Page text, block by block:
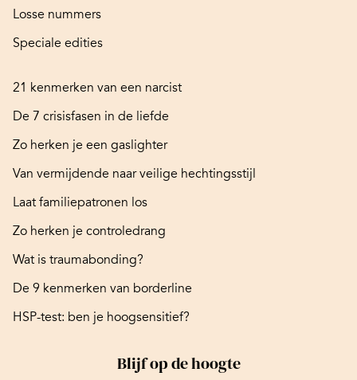
Losse nummers
Speciale edities
21 kenmerken van een narcist
De 7 crisisfasen in de liefde
Zo herken je een gaslighter
Van vermijdende naar veilige hechtingsstijl
Laat familiepatronen los
Zo herken je controledrang
Wat is traumabonding?
De 9 kenmerken van borderline
HSP-test: ben je hoogsensitief?
Blijf op de hoogte